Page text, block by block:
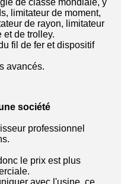
de classe mondiale, y
limitateur de moment,
de rayon, limitateur
et de trolley.
fil de fer et dispositif
avancés.
société
professionnel
le prix est plus
avec l'usine, ce